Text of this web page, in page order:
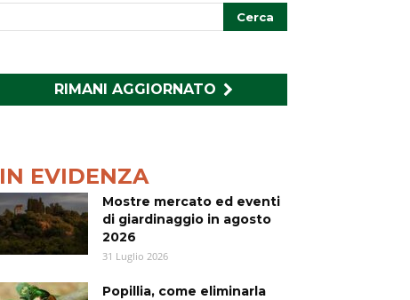
RIMANI AGGIORNATO
IN EVIDENZA
Mostre mercato ed eventi
di giardinaggio in agosto
2026
31 Luglio 2026
Popillia, come eliminarla